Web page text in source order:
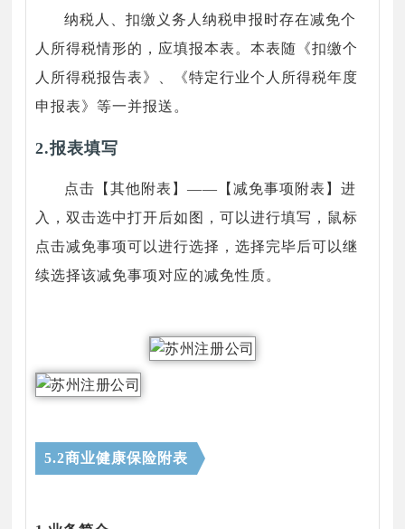
纳税人、扣缴义务人纳税申报时存在减免个
人所得税情形的，应填报本表。本表随《扣缴个
人所得税报告表》、《特定行业个人所得税年度
申报表》等一并报送。
2.报表填写
点击【其他附表】——【减免事项附表】进
入，双击选中打开后如图，可以进行填写，鼠标
点击减免事项可以进行选择，选择完毕后可以继
续选择该减免事项对应的减免性质。
5.2商业健康保险附表